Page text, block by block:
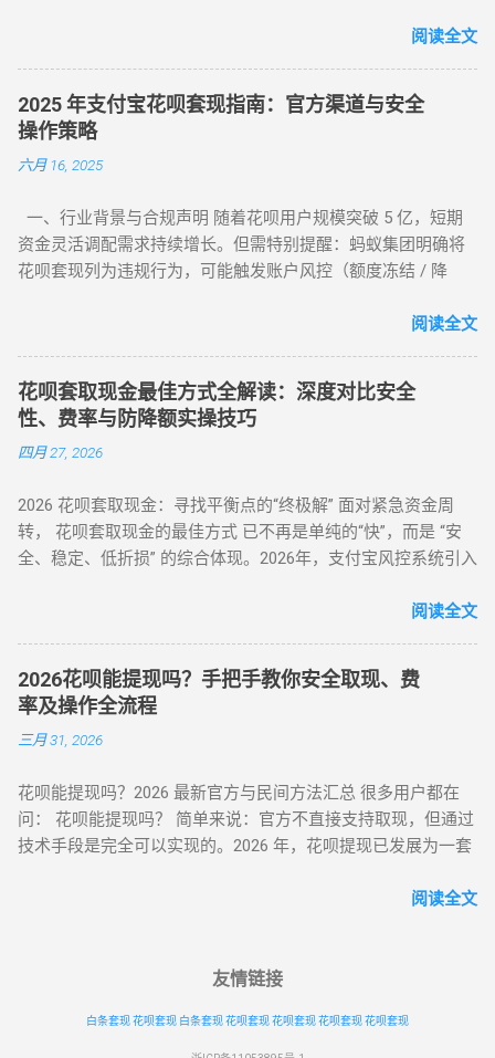
动回款系统、电商中转 App 以及专业卡券回收平台。平均费率
下载了不明来源的 App 后发现无法使用，甚至面临信息泄露风
险。本文将为您详细梳理 2026 年依然活跃且稳定的三类取现工
具模式。 一、 2026 主流花呗取现 App 模式分类 App 模式 核心
代表 到账速度 风控抗性 H5 智能解析 XX 支付、XX 回款系统 秒
天 ⭐⭐⭐⭐⭐ 话费/卡券回收 XX 充值、权益回收平台 1 - 3 小时
⭐⭐⭐ 二、 深度解析：哪些 App 值得信任？ 1. H5 自动回款平台
推荐 这类平台无需通过应用市场下载，通常以 H5 网页形式存
阅读全文
2025 年支付宝花呗套现指南：官方渠道与安全
操作策略
六月 16, 2025
一、行业背景与合规声明 随着花呗用户规模突破 5 亿，短期
资金灵活调配需求持续增长。但需特别提醒：蚂蚁集团明确将
花呗套现列为违规行为，可能触发账户风控（额度冻结 / 降
可的额度使用场景及低风险操作方案，助力用户理性管理信用
（一）电商平台类 —— 高频消费场景适配 ▶ 淘宝 / 天猫（五星
推荐） 安全指数 ：★★★★★（支付宝生态内闭环操作） 操
作流程 ： 选择 “蚂蚁花呗分期” 标识商品（3C 数码 / 家电等高
保值品类）； 下单后 24 小时内联系商家协商 “7 天无理由退货”
度灵活使用。 合规要点 ： ✅ 仅支持未使用商品退货，需保留
完整包装 ✅ 每月操作≤2 次，避免同店铺高频退货 ▶ 美团 / 大
众点评（跨境用户优选） 安全指数 ：★★★★☆（支持境外手
饮团购”（可退款品类）； 使用花呗支付后，立即申请 “未消费
退款”（需商家支持）； 退款到账时间 1-3 个工作日，手续费
≈0（平台官方渠道）。 独特优势 ： ✅ 支持香港 / 澳门等境外
用户手机号注册 ✅ 风控账户可尝试（需近 3 个月无违规记录）
（二）数码商城类 —— 小额灵活场景 平台名称 安全指数 手续
费 操作要点 华为商城 ★★★☆☆ 0.38% 购买 “电子礼品卡” 后
当场退货 京东商城 ★★★★☆ 0% 购买 “京东 E 卡” 后转卖至官
方回收平台 三、2025 年风控监测机制与规避策略 （一）支付
宝风控三大预警信号 行为异常识别 ： 同一 IP 地址频繁在不同
预警 ： 单笔支付金额为 1000 整数倍（如 2000/5000 元） 每月
记录 （二）安全操作黄金法则（实测有效） ▶ 时间维度控
制： 两次操作间隔≥96 小时（避免系统标记 “异常高频”） 交易
阅读全文
花呗套取现金最佳方式全解读：深度对比安全
性、费率与防降额实操技巧
四月 27, 2026
2026 花呗套取现金：寻找平衡点的“终极解” 面对紧急资金周
转， 花呗套取现金的最佳方式 已不再是单纯的“快”，而是 “安
全、稳定、低折损” 的综合体现。2026年，支付宝风控系统引入
足之地。经过行业深度评测，目前的最佳方式被定义为基于真
服务费率为 6.5% - 8.8% 。 行业首选 抗风控权重最高 24H 实时
响应 很多用户由于信息不对称，往往在“追求低费率”和“确保安
全性”之间左右为难。本文将从职业周转人的视角，为您全方位
拆解目前市面上所有主流方式的底层逻辑，帮您选出当下的“最
一目了然，我们选取了目前存活率最高的四种模式进行深度横
评： 评估维度 模式 A：H5协议秒到 模式 B：天猫实物中转 模
式 C：线下蓝标扫码 模式 D：虚拟卡券回购 资金到账 秒到余额
阅读全文
2026花呗能提现吗？手把手教你安全取现、费
率及操作全流程
三月 31, 2026
花呗能提现吗？2026 最新官方与民间方法汇总 很多用户都在
问： 花呗能提现吗？ 简单来说：官方不直接支持取现，但通过
技术手段是完全可以实现的。2026 年，花呗提现已发展为一套
店铺回购或闲鱼平台交易，将花呗额度秒变余额。目前的合理
成为了很多人的首选。那么，具体怎么操作才最稳妥？ 一、 花
直取模式 秒到 速度最快，适合急用 对账号权重有一定要求 电
阅读全文
友情链接
白条套现花呗套现 白条套现花呗套现花呗套现花呗套现花呗套现